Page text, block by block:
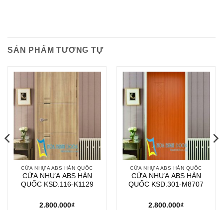
SẢN PHẨM TƯƠNG TỰ
CỬA NHỰA ABS HÀN QUỐC
CỬA NHỰA ABS HÀN
QUỐC KSD.116-K1129
2.800.000₫
CỬA NHỰA ABS HÀN QUỐC
CỬA NHỰA ABS HÀN
QUỐC KSD.301-M8707
2.800.000₫